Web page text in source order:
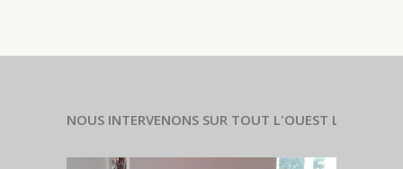
NOUS INTERVENONS SUR TOUT L'OUEST LYONNAIS